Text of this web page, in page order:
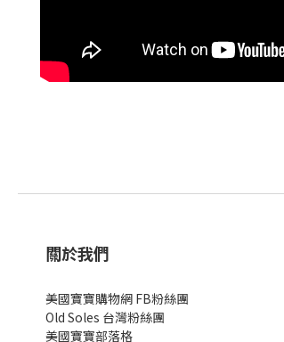
關於我們
美國寶寶購物網 FB粉絲團
Old Soles 台灣粉絲團
美國寶寶部落格